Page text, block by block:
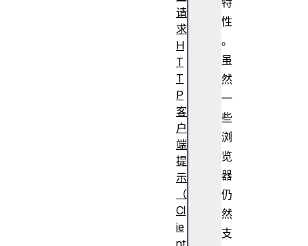
性
。
虽
然
一
些
浏
览
器
仍
然
支
请
求
H
T
T
P
客
户
端
提
示
（
Cl
ie
nt